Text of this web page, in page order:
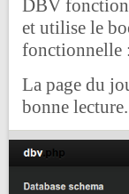
DBV
et utilise le
fonctionnelle :
La page du
bonne lecture.